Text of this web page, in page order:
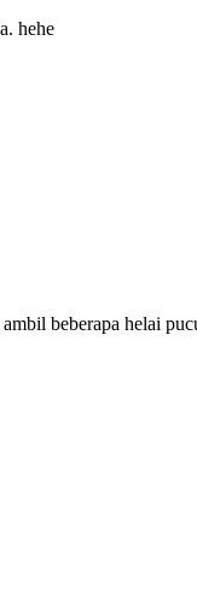
hehe
beberapa helai